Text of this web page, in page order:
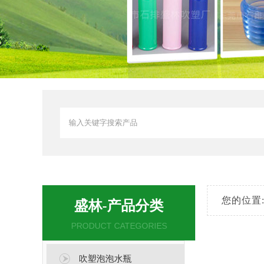
盛林-产品分类
PRODUCT CATEGORIES
吹塑泡泡水瓶
您的位置: